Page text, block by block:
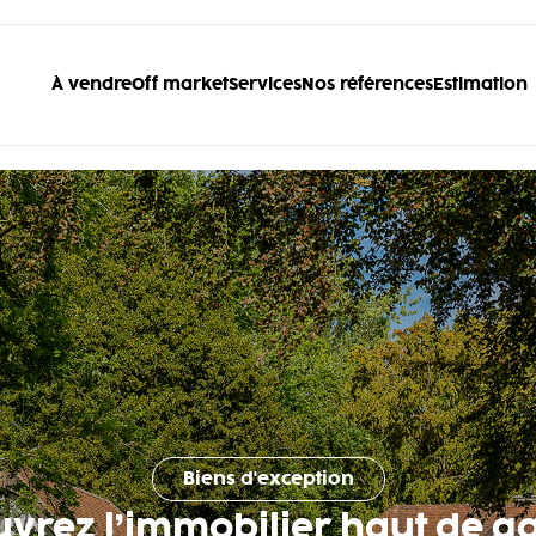
À vendreOff marketServices Nos références Estimation
Biens d'exception